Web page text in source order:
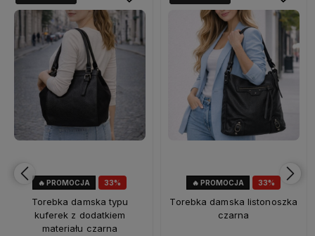
33%
🔥 PROMOCJA
Torebka damska typu
kuferek z dodatkiem
materiału czarna
33%
🔥 PROMOCJA
Torebka damska listonoszka
czarna